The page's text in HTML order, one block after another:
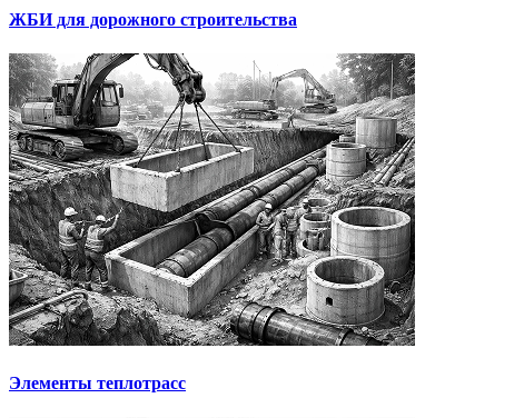
ЖБИ для дорожного строительства
Элементы теплотрасс